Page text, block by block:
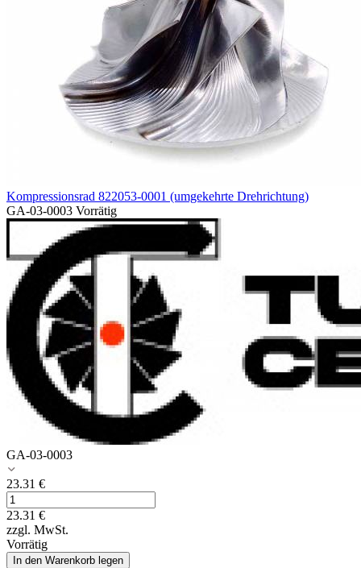
Kompressionsrad 822053-0001 (umgekehrte Drehrichtung)
GA-03-0003 Vorrätig
GA-03-0003
23.31 €
23.31 €
zzgl. MwSt.
Vorrätig
In den Warenkorb legen